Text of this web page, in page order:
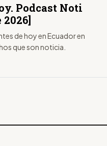
Podcast Noti
2026]
de hoy en Ecuador en
que son noticia.